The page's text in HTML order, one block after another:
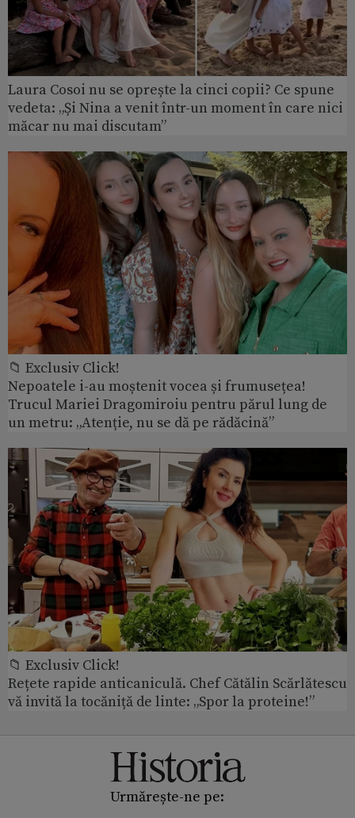
Laura Cosoi nu se oprește la cinci copii? Ce spune
vedeta: „Și Nina a venit într-un moment în care nici
măcar nu mai discutam”
📁 Exclusiv Click!
Nepoatele i-au moștenit vocea și frumusețea!
Trucul Mariei Dragomiroiu pentru părul lung de
un metru: „Atenție, nu se dă pe rădăcină”
📁 Exclusiv Click!
Rețete rapide anticaniculă. Chef Cătălin Scărlătescu
vă invită la tocăniță de linte: „Spor la proteine!”
Urmărește-ne pe: